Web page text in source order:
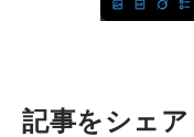
記事をシェア